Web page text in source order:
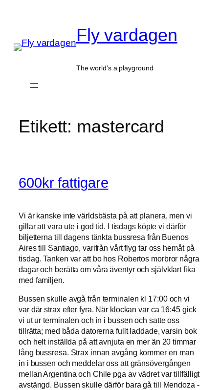
Fly vardagen
The world's a playground
Etikett: mastercard
600kr fattigare
Vi är kanske inte världsbästa på att planera, men vi
gillar att vara ute i god tid. I tisdags köpte vi därför
biljetterna till dagens tänkta bussresa från Buenos
Aires till Santiago, varifrån vårt flyg tar oss hemåt på
tisdag. Tanken var att bo hos Robertos morbror några
dagar och berätta om våra äventyr och självklart fika
med familjen.
Bussen skulle avgå från terminalen kl 17:00 och vi
var där strax efter fyra. När klockan var ca 16:45 gick
vi ut ur terminalen och in i bussen och satte oss
tillrätta; med båda datorerna fullt laddade, varsin bok
och helt inställda på att avnjuta en mer än 20 timmar
lång bussresa. Strax innan avgång kommer en man
in i bussen och meddelar oss att gränsövergången
mellan Argentina och Chile pga av vädret var tillfälligt
avstängd. Bussen skulle därför bara gå till Mendoza -